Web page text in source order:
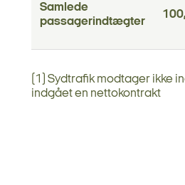
Samlede
passagerindtægter
(1) Sydtrafik modtager ikke
indgået en nettokontrakt